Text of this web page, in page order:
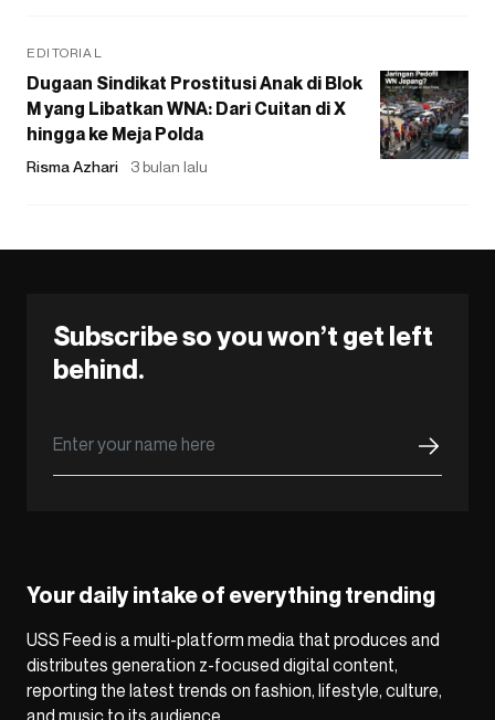
EDITORIAL
Dugaan Sindikat Prostitusi Anak di Blok
M yang Libatkan WNA: Dari Cuitan di X
hingga ke Meja Polda
Risma Azhari 3 bulan lalu
Subscribe so you won’t get left
behind.
Your daily intake of everything trending
USS Feed is a multi-platform media that produces and
distributes generation z-focused digital content,
reporting the latest trends on fashion, lifestyle, culture,